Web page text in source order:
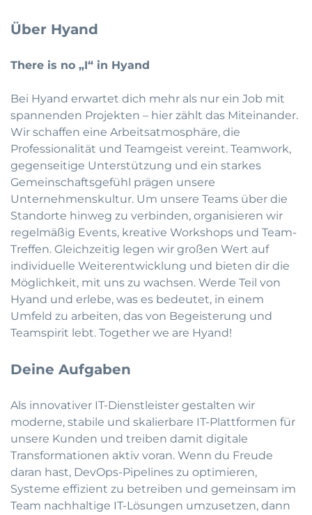
Über Hyand
There is no „I“ in Hyand
Bei Hyand erwartet dich mehr als nur ein Job mit
spannenden Projekten – hier zählt das Miteinander.
Wir schaffen eine Arbeitsatmosphäre, die
Professionalität und Teamgeist vereint. Teamwork,
gegenseitige Unterstützung und ein starkes
Gemeinschaftsgefühl prägen unsere
Unternehmenskultur. Um unsere Teams über die
Standorte hinweg zu verbinden, organisieren wir
regelmäßig Events, kreative Workshops und Team-
Treffen. Gleichzeitig legen wir großen Wert auf
individuelle Weiterentwicklung und bieten dir die
Möglichkeit, mit uns zu wachsen. Werde Teil von
Hyand und erlebe, was es bedeutet, in einem
Umfeld zu arbeiten, das von Begeisterung und
Teamspirit lebt. Together we are Hyand!
Deine Aufgaben
Als innovativer IT-Dienstleister gestalten wir
moderne, stabile und skalierbare IT-Plattformen für
unsere Kunden und treiben damit digitale
Transformationen aktiv voran. Wenn du Freude
daran hast, DevOps-Pipelines zu optimieren,
Systeme effizient zu betreiben und gemeinsam im
Team nachhaltige IT-Lösungen umzusetzen, dann